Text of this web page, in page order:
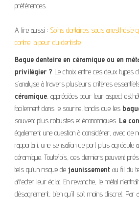
préférences.
A lire aussi : Soins dentaires sous anesthésie
contre la peur du dentiste
Bague dentaire en céramique ou en
privilégier ? Le choix entre ces deux types
s’analyse à travers plusieurs critères
céramique, appréciées pour leur aspect
facilement dans le sourire, tandis que les
souvent plus robustes et économiques. Le
également une question à considérer, avec de
rapportant une sensation de port plus agréable
céramique. Toutefois, ces derniers peuvent
tels qu’un risque de jaunissement au fil du
affecter leur éclat. En revanche, le métal
désagrément, bien qu’il soit moins discret. Par